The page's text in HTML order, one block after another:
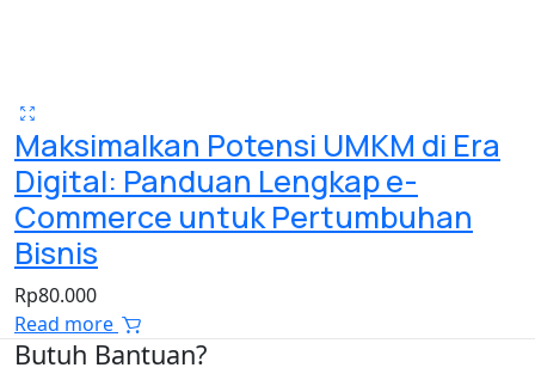
Maksimalkan Potensi UMKM di Era
Digital: Panduan Lengkap e-
Commerce untuk Pertumbuhan
Bisnis
Rp80.000
Read more
Butuh Bantuan?